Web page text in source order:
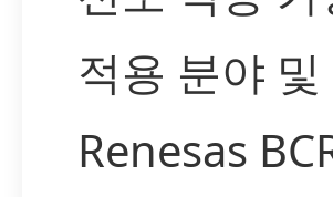
적용 분야
Renesas